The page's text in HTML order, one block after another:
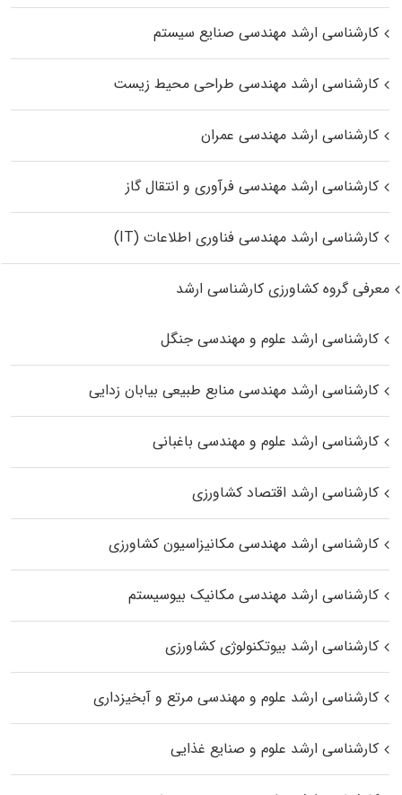
کارشناسی ارشد مهندسی صنایع سیستم
کارشناسی ارشد مهندسی طراحی محیط زیست
کارشناسی ارشد مهندسی عمران
کارشناسی ارشد مهندسی فرآوری و انتقال گاز
کارشناسی ارشد مهندسی فناوری اطلاعات (IT)
معرفی گروه کشاورزی کارشناسی ارشد
کارشناسی ارشد علوم و مهندسی جنگل
کارشناسی ارشد مهندسی منابع طبیعی بیابان زدایی
کارشناسی ارشد علوم و مهندسی باغبانی
کارشناسی ارشد اقتصاد کشاورزی
کارشناسی ارشد مهندسی مکانیزاسیون کشاورزی
کارشناسی ارشد مهندسی مکانیک بیوسیستم
کارشناسی ارشد بیوتکنولوژی کشاورزی
کارشناسی ارشد علوم و مهندسی مرتع و آبخیزداری
کارشناسی ارشد علوم و صنایع غذایی